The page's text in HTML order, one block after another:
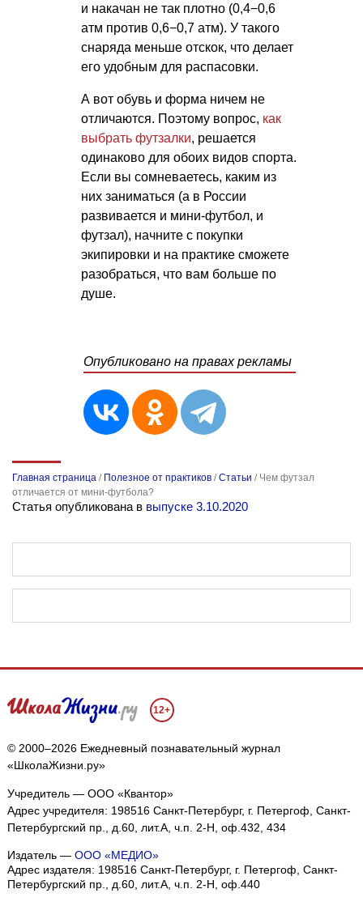
и накачан не так плотно (0,4−0,6
атм против 0,6−0,7 атм). У такого
снаряда меньше отскок, что делает
его удобным для распасовки.
А вот обувь и форма ничем не
отличаются. Поэтому вопрос, как
выбрать футзалки, решается
одинаково для обоих видов спорта.
Если вы сомневаетесь, каким из
них заниматься (а в России
развивается и мини-футбол, и
футзал), начните с покупки
экипировки и на практике сможете
разобраться, что вам больше по
душе.
Опубликовано на правах рекламы
Главная страница / Полезное от практиков /Статьи / Чем футзал
отличается от мини-футбола?
Статья опубликована в выпуске 3.10.2020
12+
© 2000–2026 Ежедневный познавательный журнал
«ШколаЖизни.ру»
Учредитель — ООО «Квантор»
Адрес учредителя: 198516 Санкт-Петербург, г. Петергоф, Санкт-
Петербургский пр., д.60, лит.А, ч.п. 2-Н, оф.432, 434
Издатель — ООО «МЕДИО»
Адрес издателя: 198516 Санкт-Петербург, г. Петергоф, Санкт-
Петербургский пр., д.60, лит.А, ч.п. 2-Н, оф.440